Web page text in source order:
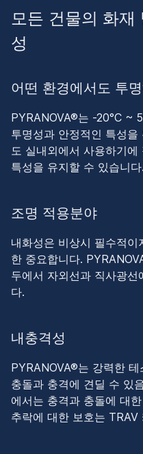
모든 건물의 화재
성
어떤 환경에서도 투
PYRANOVA®는 -20°C ~
투명성과 안정적인 특성
도 실내외에서 사용하기
특성을 유지할 수 있습니다.
조명 적용분야
내화성은 비상시 필수적
한 중요합니다.
두에서 자외선과 직사광
다.
내충격성
PYRANOVA®는 강력한
충돌과 충격에 견딜 수 있
에서는 충격과 충돌에 대
추락에 대한 보호는